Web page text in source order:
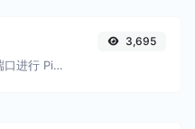
对网站、服务器或端口进行 Ping 测试。
3,695